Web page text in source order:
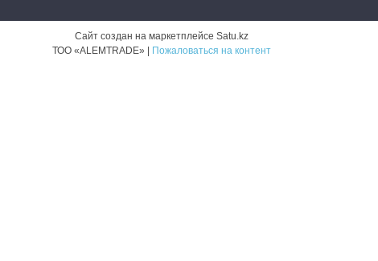
Сайт создан на маркетплейсе Satu.kz
ТОО «ALEMTRADE» | Пожаловаться на контент